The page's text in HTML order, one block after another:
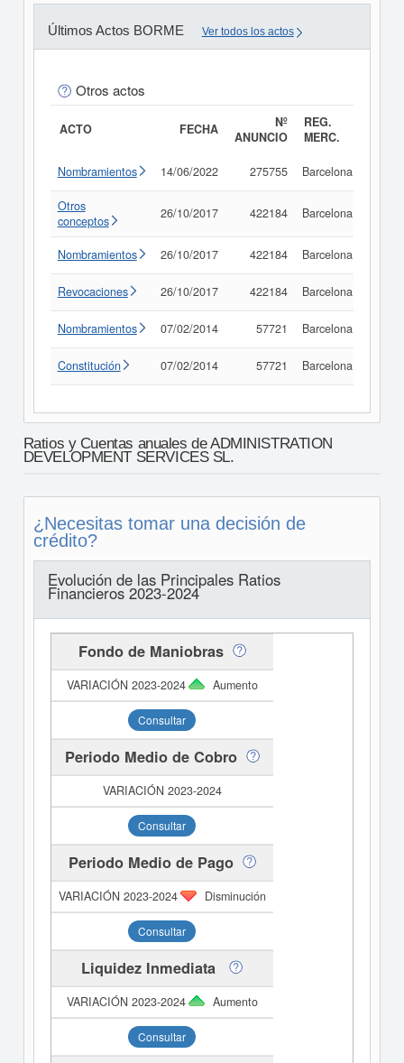
Últimos Actos BORME Ver todos los actos
Otros actos
ACTO FECHA
Nº
ANUNCIO
REG.
MERC.
Nombramientos 14/06/2022 275755 Barcelona
Otros
conceptos
26/10/2017 422184 Barcelona
Nombramientos 26/10/2017 422184 Barcelona
Revocaciones 26/10/2017 422184 Barcelona
Nombramientos 07/02/2014 57721 Barcelona
Constitución 07/02/2014 57721 Barcelona
Ratios y Cuentas anuales de ADMINISTRATION
DEVELOPMENT SERVICES SL.
¿Necesitas tomar una decisión de
crédito?
Evolución de las Principales Ratios
Financieros 2023-2024
Fondo de Maniobras
Aumento
Consultar
Periodo Medio de Cobro
Consultar
Periodo Medio de Pago
Disminución
Consultar
Liquidez Inmediata
Aumento
Consultar